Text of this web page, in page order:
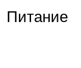
Питание